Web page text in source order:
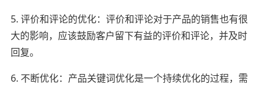
5. 评价和评论的优化：评价和评论对于产品的销售也有很
大的影响，应该鼓励客户留下有益的评价和评论，并及时
回复。
6. 不断优化：产品关键词优化是一个持续优化的过程，需